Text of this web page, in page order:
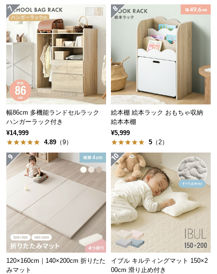
い
て
会
規
に
つ
い
て
お
客
お
知
幅86cm 多機能ランドセルラック
ハンガーラック付き
¥14,999
4.89 （9）
絵本棚 絵本ラック おもちゃ収納
絵本本棚
¥5,999
5 （2）
120×160cm｜140×200cm 折りたた
みマット
イブル キルティングマット 150×2
00cm 滑り止め付き